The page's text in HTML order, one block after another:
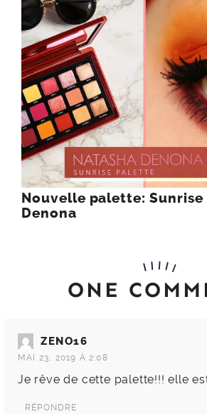
Nouvelle palette: Sunrise
Denona
ONE
ZENO16
MAI 23, 2019 À 2:08
Je rêve de cette palette!!! elle
RÉPONDRE